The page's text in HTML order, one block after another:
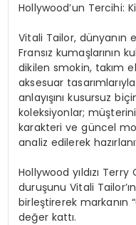
Hollywood’un Tercihi:
Vitali Tailor, dünyanın
Fransız kumaşlarının
dikilen smokin, takım
aksesuar
anlayışını kusursuz
koleksiyonlar;
karakteri ve güncel
analiz edilerek
Hollywood yıldızı Terry
duruşunu Vitali Tailor’ın
birleştirerek markanın
değer kattı.